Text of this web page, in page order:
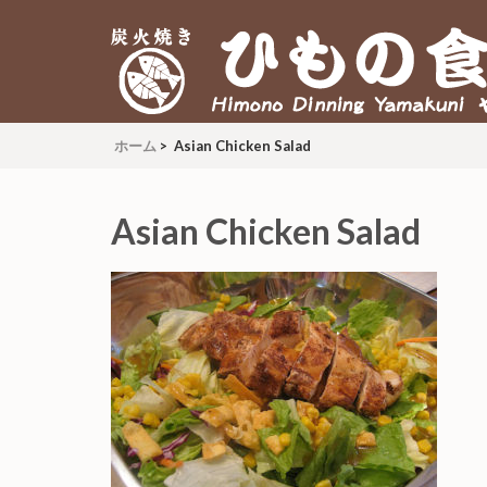
炭火焼 ひもの食堂 ヤマク
ホーム > Asian Chicken Salad
Asian Chicken Salad